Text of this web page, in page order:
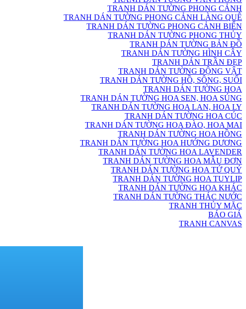
TRANH DÁN TƯỜNG PHONG CẢNH
TRANH DÁN TƯỜNG PHONG CẢNH LÀNG QUÊ
TRANH DÁN TƯỜNG PHONG CẢNH BIỂN
TRANH DÁN TƯỜNG PHONG THỦY
TRANH DÁN TƯỜNG BẢN ĐỒ
TRANH DÁN TƯỜNG HÌNH CÂY
TRANH DÁN TRẦN ĐẸP
TRANH DÁN TƯỜNG ĐỘNG VẬT
TRANH DÁN TƯỜNG HỒ, SÔNG, SUỐI
TRANH DÁN TƯỜNG HOA
TRANH DÁN TƯỜNG HOA SEN, HOA SÚNG
TRANH DÁN TƯỜNG HOA LAN, HOA LY
TRANH DÁN TƯỜNG HOA CÚC
TRANH DÁN TƯỜNG HOA ĐÀO, HOA MAI
TRANH DÁN TƯỜNG HOA HỒNG
TRANH DÁN TƯỜNG HOA HƯỚNG DƯƠNG
TRANH DÁN TƯỜNG HOA LAVENDER
TRANH DÁN TƯỜNG HOA MẪU ĐƠN
TRANH DÁN TƯỜNG HOA TỨ QUÝ
TRANH DÁN TƯỜNG HOA TUYLIP
TRANH DÁN TƯỜNG HOA KHÁC
TRANH DÁN TƯỜNG THÁC NƯỚC
TRANH THỦY MẶC
BÁO GIÁ
TRANH CANVAS